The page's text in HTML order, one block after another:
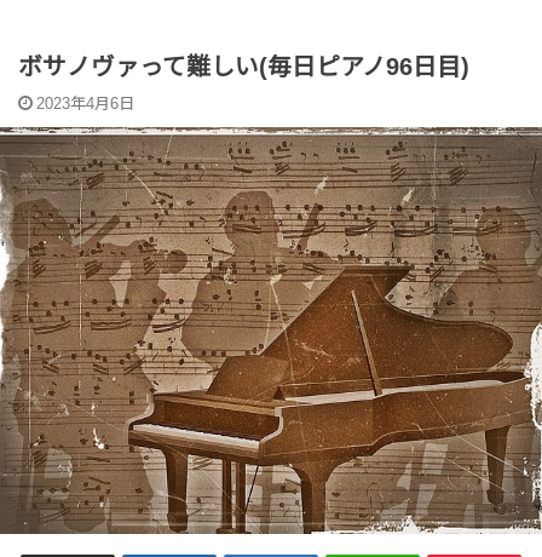
ボサノヴァって難しい(毎日ピアノ96日目)
2023年4月6日